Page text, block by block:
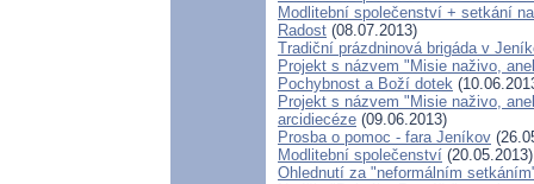
Modlitební společenství + setkání
Radost (08.07.2013)
Tradiční prázdninová brigáda v
Projekt s názvem "Misie naživo,
Pochybnost a Boží dotek
Projekt s názvem "Misie naživo,
arcidiecéze (09.06.2013)
Prosba o pomoc - fara Jeníkov
Modlitební společenství (20.05.2013)
Ohlednutí za "neformálním